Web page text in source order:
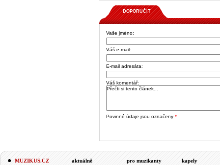
DOPORUČIT
Vaše jméno:
Váš e-mail:
E-mail adresáta:
Váš komentář:
Povinné údaje jsou označeny *
MUZIKUS.CZ
aktuálně
pro muzikanty
kapely